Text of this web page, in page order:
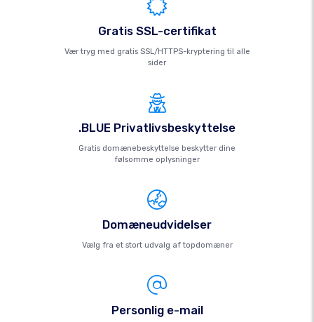
Gratis SSL-certifikat
Vær tryg med gratis SSL/HTTPS-kryptering til alle
sider
.BLUE Privatlivsbeskyttelse
Gratis domænebeskyttelse beskytter dine
følsomme oplysninger
Domæneudvidelser
Vælg fra et stort udvalg af topdomæner
Personlig e-mail